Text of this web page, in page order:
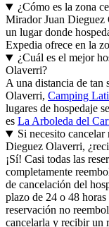
¿Cómo es la zona
Mirador Juan Dieguez
un lugar donde
Expedia ofrece en la
¿Cuál es el mejor
Olaverri?
A una distancia de
Olaverri, Camping
lugares de hospedaje
es La Arboleda del
Si necesito
Dieguez Olaverri,
¡Sí! Casi todas las
completamente
de cancelación del
plazo de 24 o 48
reservación no
cancelarla y recibir un